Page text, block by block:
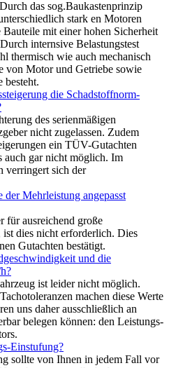
das sog.Baukastenprinzip
stark en Motoren
mit einer hohen Sicherheit
internsive Belastungstest
thermisch wie auch mechanisch
von Motor und Getriebe sowie
besteht.
die Schadstoffnorm-
des serienmäßigen
nicht zugelassen. Zudem
ein TÜV-Gutachten
auch gar nicht möglich. Im
verringert sich der
Mehrleistung angepasst
für ausreichend große
ist dies nicht erforderlich. Dies
Gutachten bestätigt.
und die
ist leider nicht möglich.
machen diese Werte
uns daher ausschließlich an
belegen können: den Leistungs-
Einstufung?
sollte von Ihnen in jedem Fall vor